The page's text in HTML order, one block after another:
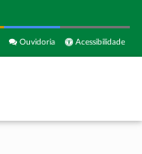
Acessibilidade
Ouvidoria